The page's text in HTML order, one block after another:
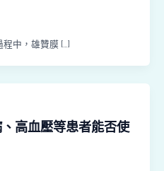
中，雄贊膜 […]
高血壓等患者能否使